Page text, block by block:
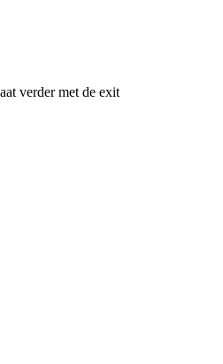
verder met de exit